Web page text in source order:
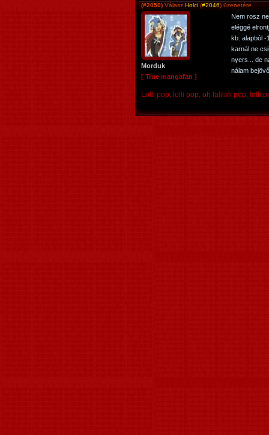
(#2050) Válasz Holci (#2046) üzenetére
Morduk
[ True mangafan ]
Nem rosz
eléggé
kb. alapból -
karnál ne
nyers... de
nálam
Lolli pop, lolli pop, oh lalilali pop, lolli